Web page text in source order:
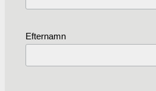
Efternamn